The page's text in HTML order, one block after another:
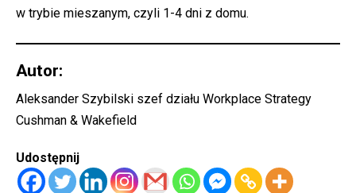
w trybie mieszanym, czyli 1-4 dni z domu.
Autor:
Aleksander Szybilski szef działu Workplace Strategy
Cushman & Wakefield
Udostępnij